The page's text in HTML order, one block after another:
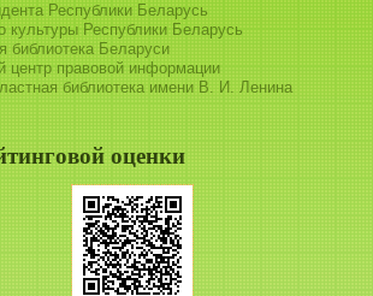
Республики Беларусь
культуры Республики Беларусь
библиотека Беларуси
центр правовой информации
библиотека имени В. И. Ленина
оценки